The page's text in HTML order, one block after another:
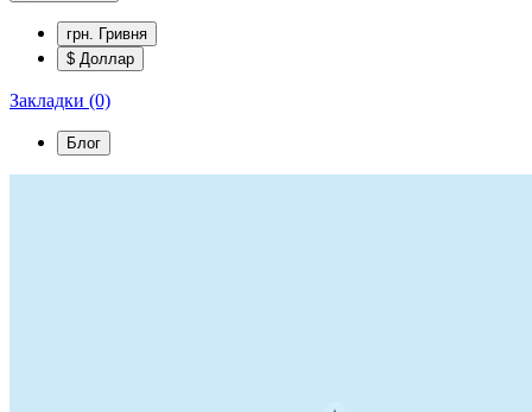
грн. Гривня
$ Доллар
Закладки (0)
Блог